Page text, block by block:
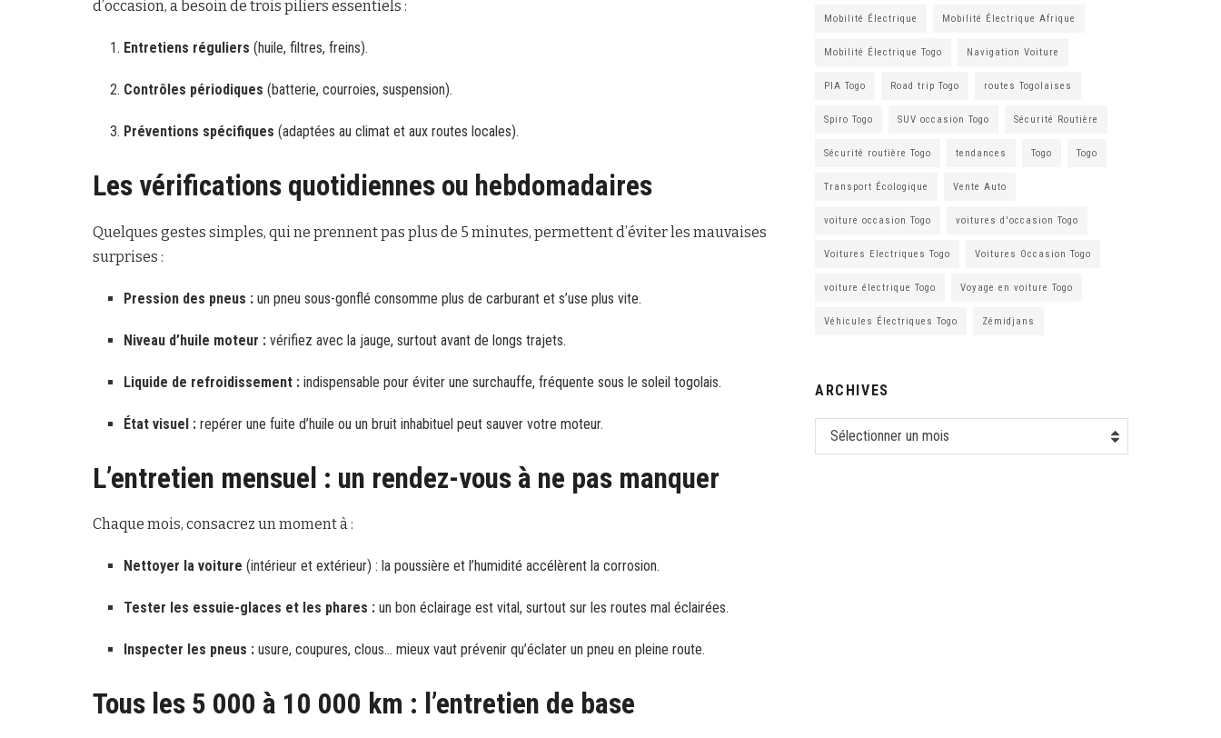
d’occasion, a besoin de trois piliers essentiels :
Entretiens réguliers (huile, filtres, freins).
Contrôles périodiques (batterie, courroies, suspension).
Préventions spécifiques (adaptées au climat et aux routes locales).
Les vérifications quotidiennes ou hebdomadaires
Quelques gestes simples, qui ne prennent pas plus de 5 minutes, permettent d’éviter les mauvaises
surprises :
Pression des pneus : un pneu sous-gonflé consomme plus de carburant et s’use plus vite.
Niveau d’huile moteur : vérifiez avec la jauge, surtout avant de longs trajets.
Liquide de refroidissement : indispensable pour éviter une surchauffe, fréquente sous le soleil togolais.
État visuel : repérer une fuite d’huile ou un bruit inhabituel peut sauver votre moteur.
L’entretien mensuel : un rendez-vous à ne pas manquer
Chaque mois, consacrez un moment à :
Nettoyer la voiture (intérieur et extérieur) : la poussière et l’humidité accélèrent la corrosion.
Tester les essuie-glaces et les phares : un bon éclairage est vital, surtout sur les routes mal éclairées.
Inspecter les pneus : usure, coupures, clous… mieux vaut prévenir qu’éclater un pneu en pleine route.
Tous les 5 000 à 10 000 km : l’entretien de base
Mobilité Électrique Mobilité Électrique Afrique
Mobilité Électrique Togo Navigation Voiture
PIA Togo Road trip Togo routes Togolaises
Spiro Togo SUV occasion Togo Sécurité Routière
Sécurité routière Togo tendances Togo Togo
Transport Écologique Vente Auto
voiture occasion Togo voitures d'occasion Togo
Voitures Electriques Togo Voitures Occasion Togo
voiture électrique Togo Voyage en voiture Togo
Véhicules Électriques Togo Zémidjans
ARCHIVES
Sélectionner un mois